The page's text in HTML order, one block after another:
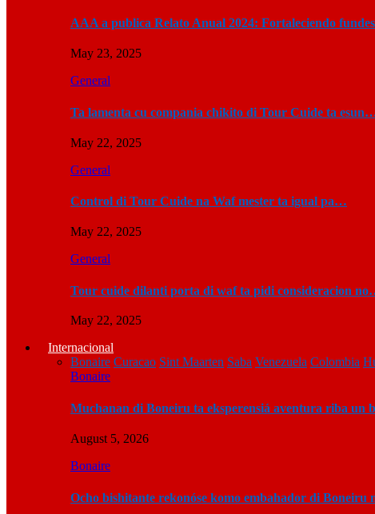
AAA a publica Relato Anual 2024: Fortaleciendo
May 23, 2025
General
Ta lamenta cu compania chikito di Tour Cuide ta
May 22, 2025
General
Control di Tour Cuide na Waf mester ta igual pa…
May 22, 2025
General
Tour cuide dilanti porta di waf ta pidi consideracion
May 22, 2025
Internacional
Bonaire Curacao Sint Maarten Saba Venezuela Colombia
Bonaire
Muchanan di Boneiru ta eksperensiá aventura riba
August 5, 2026
Bonaire
Ocho bishitante rekonóse komo embahador di